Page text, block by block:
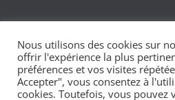
Nous utilisons des cookies sur
offrir l'expérience la plus
préférences et vos visites
Accepter", vous consentez à
cookies. Toutefois, vous pouvez